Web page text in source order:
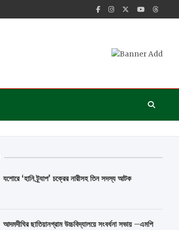
যশোরে ‘হানি ট্র্যাপ’ চক্রের নারীসহ তিন সদস্য আটক
আদমদীঘির ছাতিয়ানগ্রাম উচ্চবিদ্যালয়ে সংবর্ধনা সভায় –এমপি